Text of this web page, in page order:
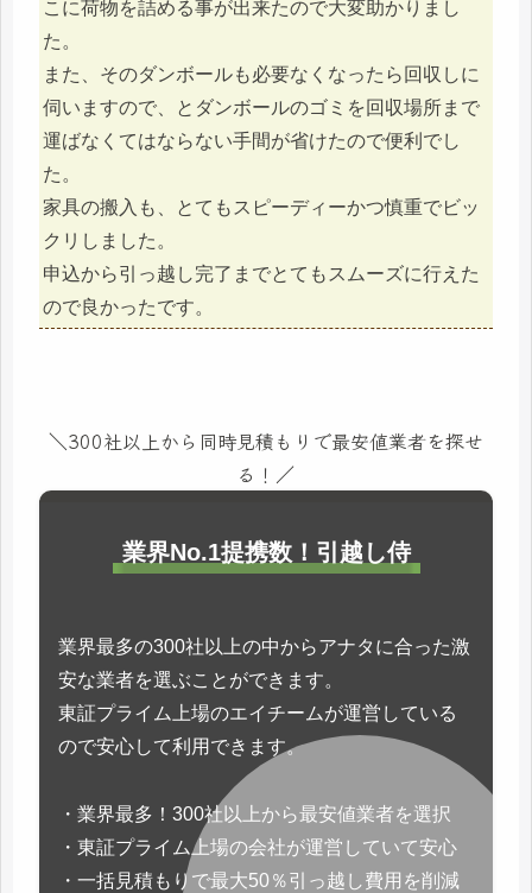
こに荷物を詰める事が出来たので大変助かりまし
た。
また、そのダンボールも必要なくなったら回収しに
伺いますので、とダンボールのゴミを回収場所まで
運ばなくてはならない手間が省けたので便利でし
た。
家具の搬入も、とてもスピーディーかつ慎重でビッ
クリしました。
申込から引っ越し完了までとてもスムーズに行えた
ので良かったです。
＼300社以上から同時見積もりで最安値業者を探せ
る！／
業界No.1提携数！引越し侍
業界最多の300社以上の中からアナタに合った激
安な業者を選ぶことができます。
東証プライム上場のエイチームが運営している
ので安心して利用できます。
・業界最多！300社以上から最安値業者を選択
・東証プライム上場の会社が運営していて安心
・一括見積もりで最大50％引っ越し費用を削減